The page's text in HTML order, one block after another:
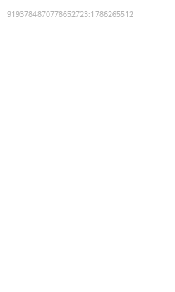
9193784870778652723:1786265512